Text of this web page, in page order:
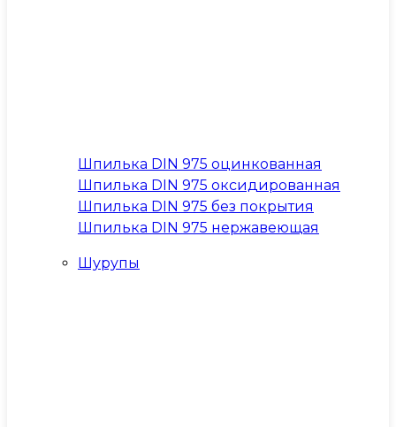
Шпилька DIN 975 оцинкованная
Шпилька DIN 975 оксидированная
Шпилька DIN 975 без покрытия
Шпилька DIN 975 нержавеющая
Шурупы